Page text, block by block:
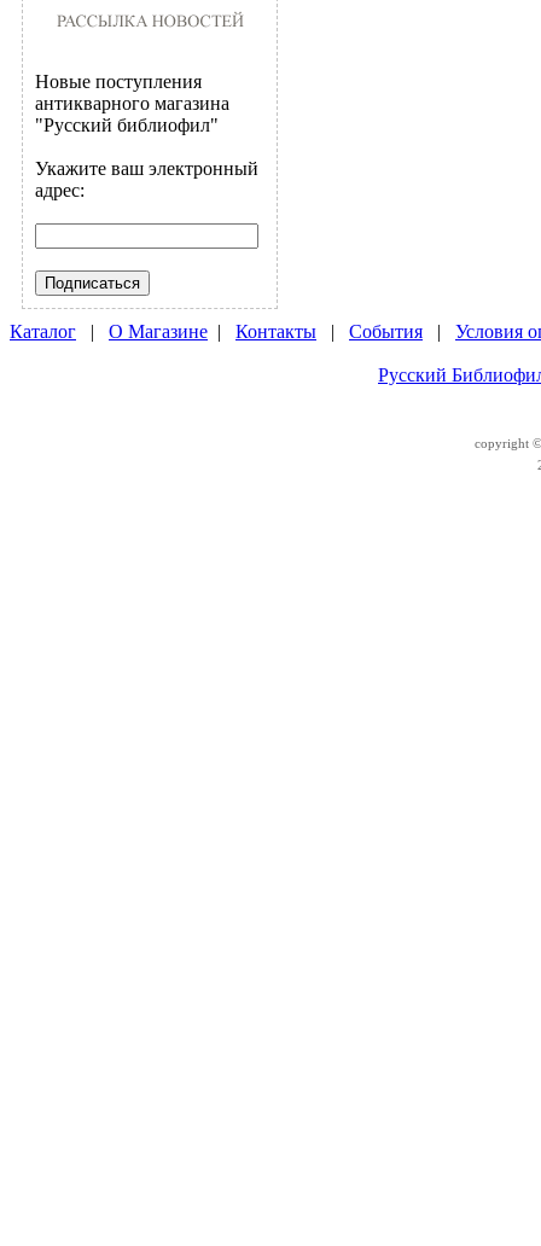
Новые поступления
антикварного магазина
"Русский библиофил"
Укажите ваш электронный
адрес:
Каталог | О Магазине | Контакты | События | Условия
Русский
copyright